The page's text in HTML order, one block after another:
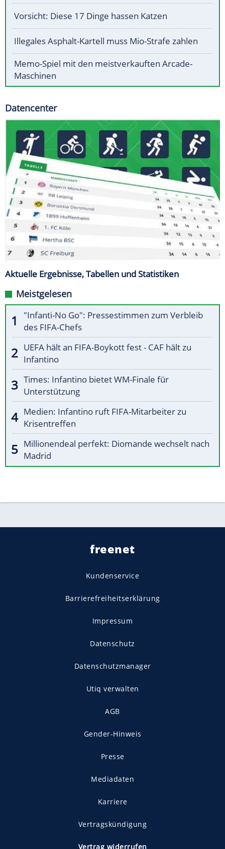
Vorsicht: Diese 17 Dinge hassen Katzen
Illegales Asphalt-Kartell muss Mio-Strafe zahlen
Memo-Spiel mit den meistverkauften Arcade-
Maschinen
Datencenter
Aktuelle Ergebnisse, Tabellen und Statistiken
Meistgelesen
"Infanti-No Go": Pressestimmen zum Verbleib
des FIFA-Chefs
UEFA hält an FIFA-Boykott fest - CAF hält zu
Infantino
Times: Infantino bietet WM-Finale für
Unterstützung
Medien: Infantino ruft FIFA-Mitarbeiter zu
Krisentreffen
Millionendeal perfekt: Diomande wechselt nach
Madrid
freenet
Kundenservice
Barrierefreiheitserklärung
Impressum
Datenschutz
Datenschutzmanager
Utiq verwalten
AGB
Gender-Hinweis
Presse
Mediadaten
Karriere
Vertragskündigung
Vertrag widerrufen